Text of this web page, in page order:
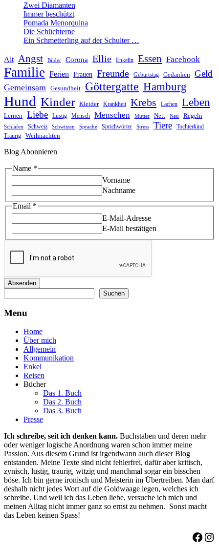
Zwei Diamanten
Immer beschützt
Pomada Menorquina
Die Schüchterne
Ein Schmetterling auf der Schulter …
Alt Angst Bilder Corona Ellie Enkelin Essen Facebook
Familie Ferien Frauen Freunde Geburtstag Gedanken Geld
Gemeinsam Gesundheit Göttergatte Hamburg
Hund Kinder Kleider Krankheit Krebs Lachen Leben
Lernen Liebe Lustig Mensch Menschen Mutter Nett Neu Regeln
Schlafen Schweiz Schwitzen Sprache Sprichwörter Stress Tiere Tochterkind
Traurig Weihnachten
Blog Abonnieren
Name
Email
Name *
Vorname
Nachname
Email *
E-Mail-Adresse
E-Mail bestätigen
Absenden
Suchen
Menu
Home
Über mich
Allgemein
Kommunikation
Enkel
Reisen
Bücher
Das 1. Buch
Das 2. Buch
Das 3. Buch
Presse
Ich schreibe, seit ich denken kann. Buchstaben und deren mehr
oder weniger logische Anordnung waren schon immer meine
Passion. Aus diesem Grund ist irgendwann auch dieser Blog
entstanden. Meine Texte sind nicht fehlerfrei, dafür aber kritisch,
zynisch, lustig, traurig, witzig und manchmal sogar ein bisschen
böse. Ich bin gerne ironisch und Meisterin im Übertreiben. Man darf
deshalb nicht jedes Wort auf die Goldwaage legen, welches ich
schreibe. Und weil ich das Leben liebe, versuche ich mich und
meinen Alltag nicht immer ganz so ernst zu nehmen. Sonst macht
das Leben keinen Spass!